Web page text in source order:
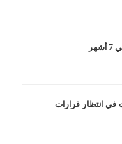
6 دولارات في انتظار قرارات